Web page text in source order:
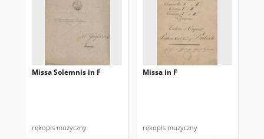
Missa Solemnis in F
rękopis muzyczny
Missa in F
rękopis muzyczny